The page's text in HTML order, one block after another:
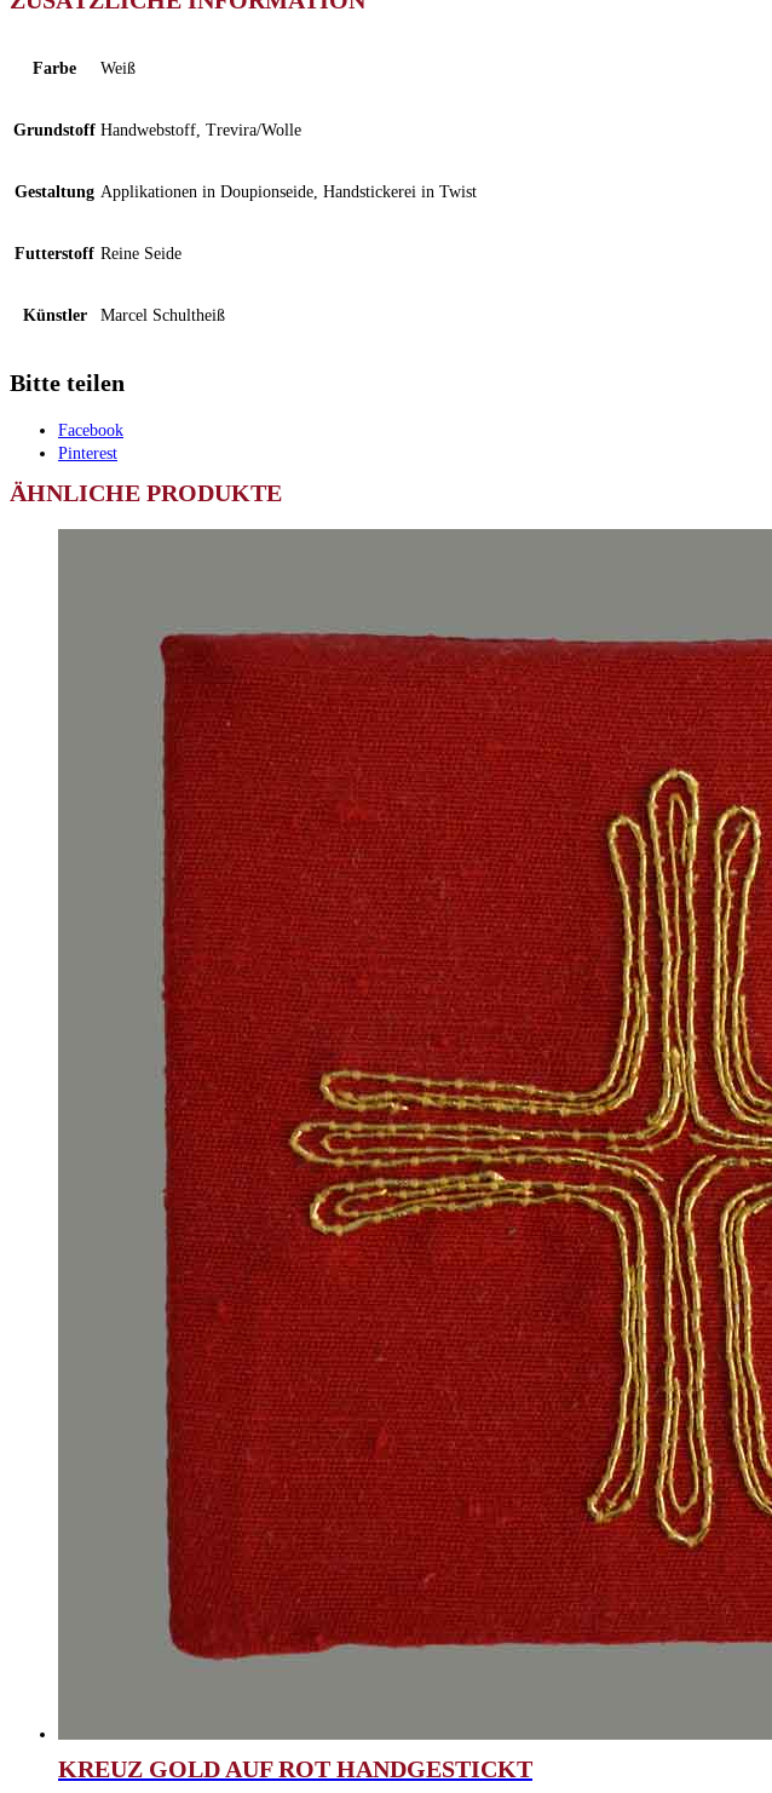
Farbe Weiß
Grundstoff Handwebstoff, Trevira/Wolle
Gestaltung Applikationen in Doupionseide, Handstickerei in Twist
Futterstoff Reine Seide
Künstler Marcel Schultheiß
Bitte teilen
Facebook
Pinterest
ÄHNLICHE PRODUKTE
KREUZ GOLD AUF ROT HANDGESTICKT